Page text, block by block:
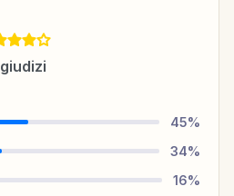
giudizi
45%
34%
16%